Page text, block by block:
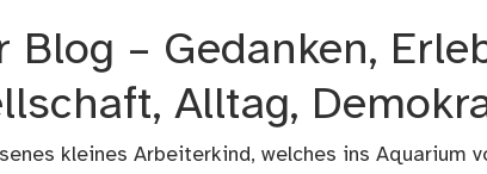
Blog – Gedanken,
Alltag,
kleines Arbeiterkind, welches ins Aquarium